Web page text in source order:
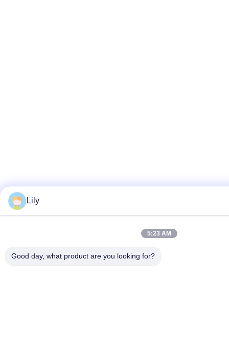
Lily
5:23 AM
Good day, what product are you looking for?